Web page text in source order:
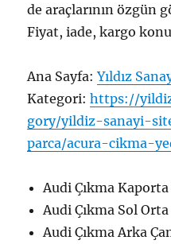
de araçlarının özgün
Fiyat, iade, kargo
Ana Sayfa:Yıldız
Kategori:https://
gory/yildiz-sanayi-
parca/acura-cikma-
Audi Çıkma
Audi Çıkma Sol
Audi Çıkma Arka